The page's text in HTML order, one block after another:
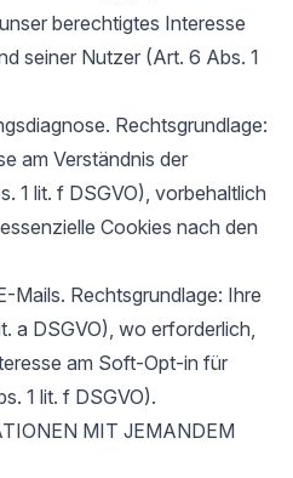
berechtigtes Interesse
seiner Nutzer (Art. 6 Abs. 1
Rechtsgrundlage:
am Verständnis der
1 lit. f DSGVO), vorbehaltlich
Cookies nach den
Mails. Rechtsgrundlage: Ihre
a DSGVO), wo erforderlich,
am Soft-Opt-in für
1 lit. f DSGVO).
MIT JEMANDEM